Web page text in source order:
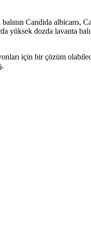
balının Candida
yüksek dozda lavanta
için bir çözüm